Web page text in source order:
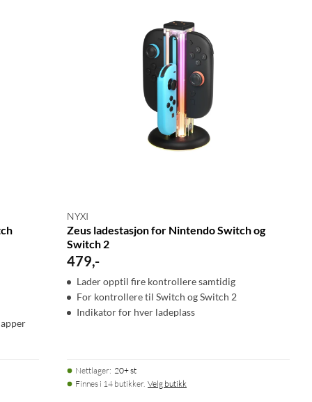
NYXI
Zeus ladestasjon for Nintendo Switch og
Switch 2
479,-
Lader opptil fire kontrollere samtidig
For kontrollere til Switch og Switch 2
Indikator for hver ladeplass
Nettlager: 20+ st
Finnes i 14 butikker. Velg butikk